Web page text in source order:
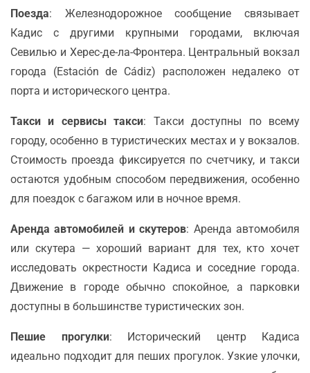
Поезда: Железнодорожное сообщение связывает
Кадис с другими крупными городами, включая
Севилью и Херес-де-ла-Фронтера. Центральный вокзал
города (Estación de Cádiz) расположен недалеко от
порта и исторического центра.
Такси и сервисы такси: Такси доступны по всему
городу, особенно в туристических местах и у вокзалов.
Стоимость проезда фиксируется по счетчику, и такси
остаются удобным способом передвижения, особенно
для поездок с багажом или в ночное время.
Аренда автомобилей и скутеров: Аренда автомобиля
или скутера — хороший вариант для тех, кто хочет
исследовать окрестности Кадиса и соседние города.
Движение в городе обычно спокойное, а парковки
доступны в большинстве туристических зон.
Пешие прогулки: Исторический центр Кадиса
идеально подходит для пеших прогулок. Узкие улочки,